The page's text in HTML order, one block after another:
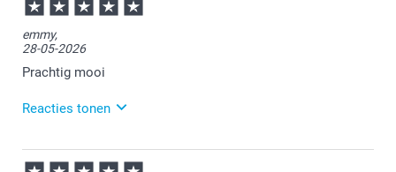
emmy,
28-05-2026
Prachtig mooi
Reacties tonen
01-06-2026
13:22